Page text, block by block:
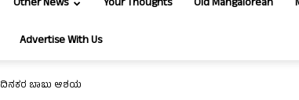
Advertise With Us
ಬಾಬು ಆಶಯ